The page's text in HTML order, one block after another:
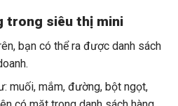
trong siêu thị mini
bạn có thể ra được danh sách
muối, mắm, đường, bột ngọt,